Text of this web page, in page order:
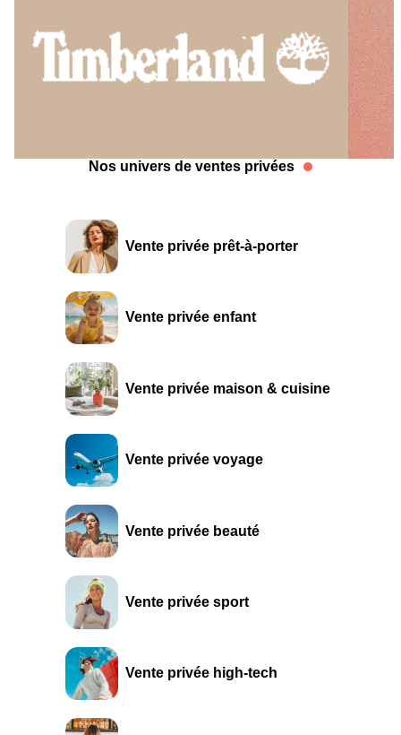
Nos univers de ventes privées
Vente privée prêt-à-porter
Vente privée enfant
Vente privée maison & cuisine
Vente privée voyage
Vente privée beauté
Vente privée sport
Vente privée high-tech